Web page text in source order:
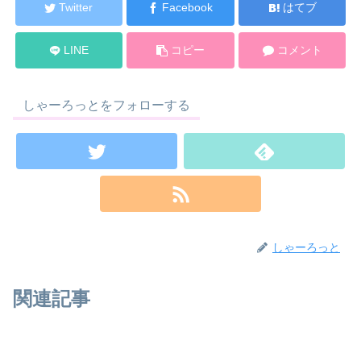
Twitter Facebook はてブ
LINE コピー コメント
しゃーろっとをフォローする
しゃーろっと
関連記事